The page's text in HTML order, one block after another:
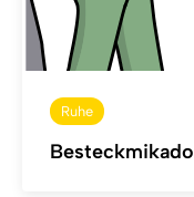
Ruhe
Besteckmikado